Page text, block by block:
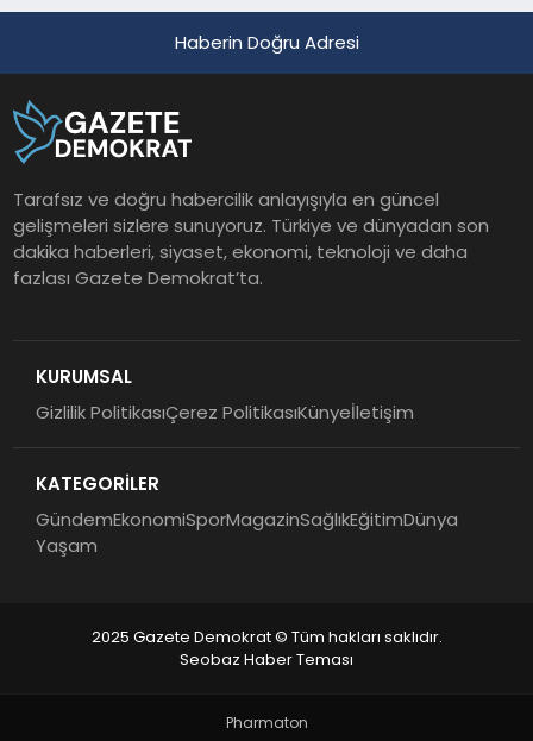
Haberin Doğru Adresi
Tarafsız ve doğru habercilik anlayışıyla en güncel
gelişmeleri sizlere sunuyoruz. Türkiye ve dünyadan son
dakika haberleri, siyaset, ekonomi, teknoloji ve daha
fazlası Gazete Demokrat’ta.
KURUMSAL
Gizlilik PolitikasıÇerez PolitikasıKünyeİletişim
KATEGORİLER
GündemEkonomiSporMagazinSağlıkEğitimDünya
Yaşam
2025 Gazete Demokrat © Tüm hakları saklıdır.
Seobaz Haber Teması
Pharmaton